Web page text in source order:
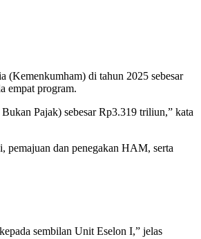
(Kemenkumham) di tahun 2025 sebesar
empat program.
Pajak) sebesar Rp3.319 triliun,” kata
pemajuan dan penegakan HAM, serta
sembilan Unit Eselon I,” jelas